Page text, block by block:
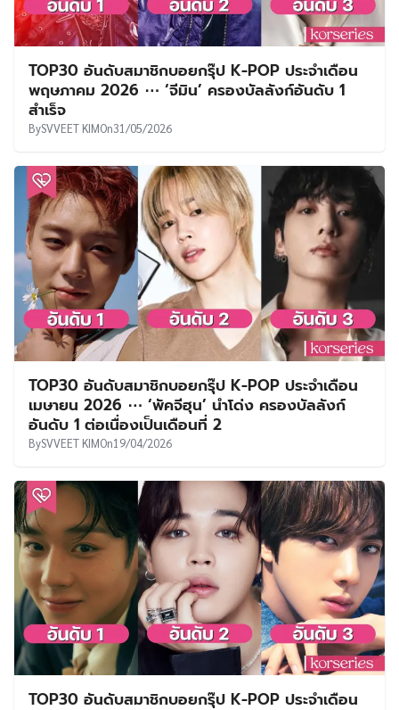
TOP30 อันดับสมาชิกบอยกรุ๊ป K-POP ประจำเดือน
พฤษภาคม 2026 ⋯ ‘จีมิน’ ครองบัลลังก์อันดับ 1
สำเร็จ
BySVVEET KIMOn31/05/2026
TOP30 อันดับสมาชิกบอยกรุ๊ป K-POP ประจำเดือน
เมษายน 2026 ⋯ ‘พัคจีฮุน’ นำโด่ง ครองบัลลังก์
อันดับ 1 ต่อเนื่องเป็นเดือนที่ 2
BySVVEET KIMOn19/04/2026
TOP30 อันดับสมาชิกบอยกรุ๊ป K-POP ประจำเดือน